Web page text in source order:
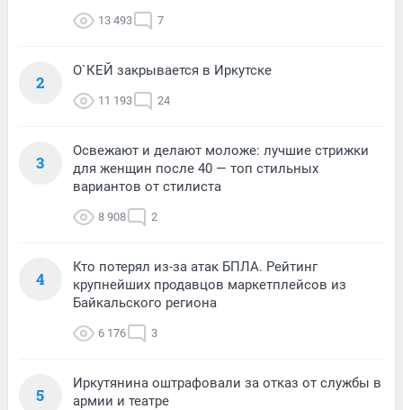
13 493 7
2
О`КЕЙ закрывается в Иркутске
11 193 24
3
Освежают и делают моложе: лучшие стрижки
для женщин после 40 — топ стильных
вариантов от стилиста
8 908 2
4
Кто потерял из-за атак БПЛА. Рейтинг
крупнейших продавцов маркетплейсов из
Байкальского региона
6 176 3
5
Иркутянина оштрафовали за отказ от службы в
армии и театре